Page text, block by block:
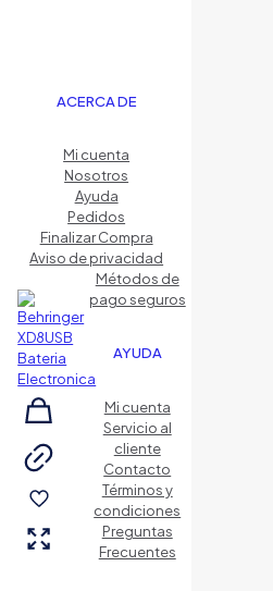
ACERCA DE
Mi cuenta
Nosotros
Ayuda
Pedidos
Finalizar Compra
Aviso de privacidad
Métodos de
pago seguros
AYUDA
Mi cuenta
Servicio al
cliente
Contacto
Términos y
condiciones
Preguntas
Frecuentes